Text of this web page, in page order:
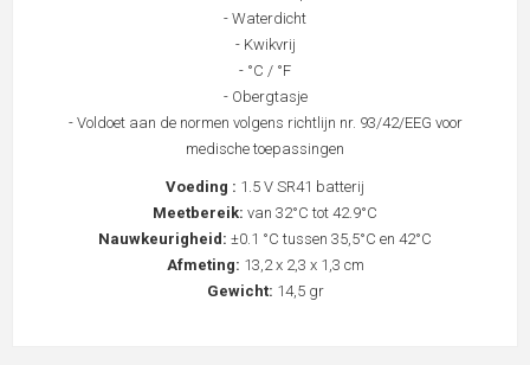
- Waterdicht
- Kwikvrij
- °C / °F
- Obergtasje
- Voldoet aan de normen volgens richtlijn nr. 93/42/EEG voor
medische toepassingen
Voeding : 1.5 V SR41 batterij
Meetbereik: van 32°C tot 42.9°C
Nauwkeurigheid: ±0.1 °C tussen 35,5°C en 42°C
Afmeting: 13,2 x 2,3 x 1,3 cm
Gewicht: 14,5 gr